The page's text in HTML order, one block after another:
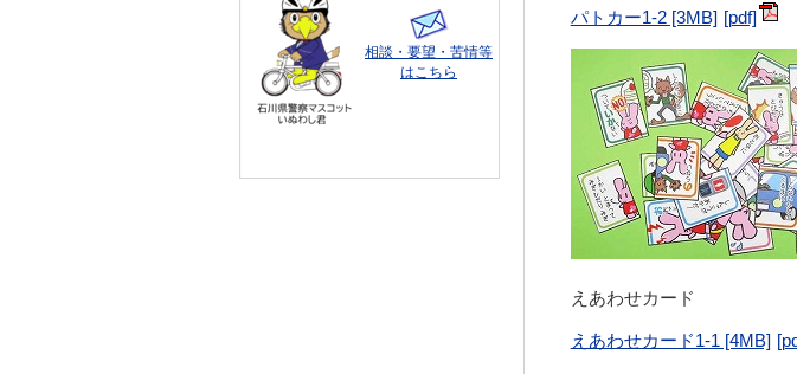
パトカー1-2 [3MB]
えあわせカード
えあわせカード1-1 [4MB]
相談・要望・苦情等
はこちら